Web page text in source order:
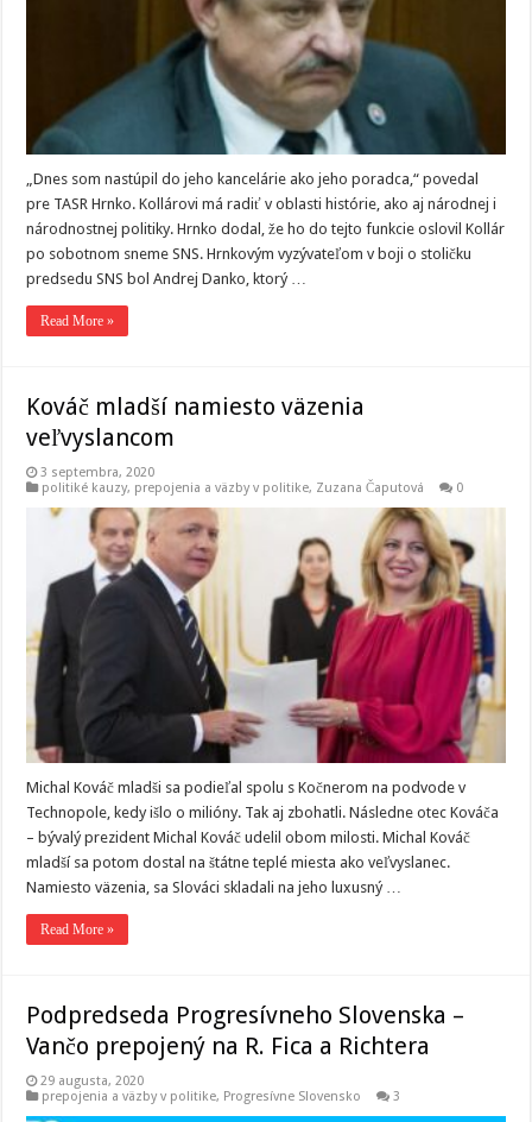
„Dnes som nastúpil do jeho kancelárie ako jeho poradca,“ povedal
pre TASR Hrnko. Kollárovi má radiť v oblasti histórie, ako aj národnej i
národnostnej politiky. Hrnko dodal, že ho do tejto funkcie oslovil Kollár
po sobotnom sneme SNS. Hrnkovým vyzývateľom v boji o stoličku
predsedu SNS bol Andrej Danko, ktorý …
Read More »
Kováč mladší namiesto väzenia
veľvyslancom
3 septembra, 2020
politiké kauzy, prepojenia a väzby v politike, Zuzana Čaputová 0
Michal Kováč mladši sa podieľal spolu s Kočnerom na podvode v
Technopole, kedy išlo o milióny. Tak aj zbohatli. Následne otec Kováča
– bývalý prezident Michal Kováč udelil obom milosti. Michal Kováč
mladší sa potom dostal na štátne teplé miesta ako veľvyslanec.
Namiesto väzenia, sa Slováci skladali na jeho luxusný …
Read More »
Podpredseda Progresívneho Slovenska –
Vančo prepojený na R. Fica a Richtera
29 augusta, 2020
prepojenia a väzby v politike, Progresívne Slovensko 3